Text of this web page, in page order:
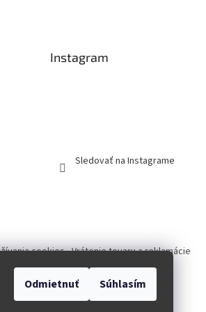
Odmietnuť Súhlasím
Instagram
Sledovať na Instagrame
cookies Vrátenie tovaru a reklamácie